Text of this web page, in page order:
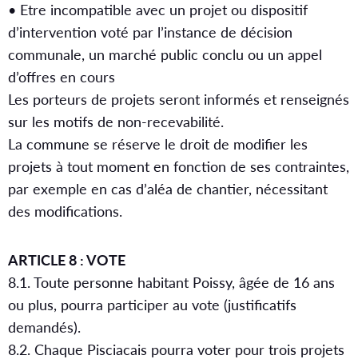
• Etre incompatible avec un projet ou dispositif
d’intervention voté par l’instance de décision
communale, un marché public conclu ou un appel
d’offres en cours
Les porteurs de projets seront informés et renseignés
sur les motifs de non-recevabilité.
La commune se réserve le droit de modifier les
projets à tout moment en fonction de ses contraintes,
par exemple en cas d’aléa de chantier, nécessitant
des modifications.
ARTICLE 8 : VOTE
8.1. Toute personne habitant Poissy, âgée de 16 ans
ou plus, pourra participer au vote (justificatifs
demandés).
8.2. Chaque Pisciacais pourra voter pour trois projets